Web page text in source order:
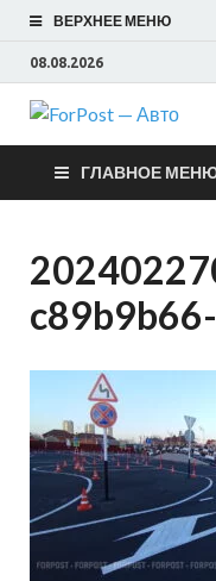
ВЕРХНЕЕ МЕНЮ
08.08.2026
ГЛАВНОЕ